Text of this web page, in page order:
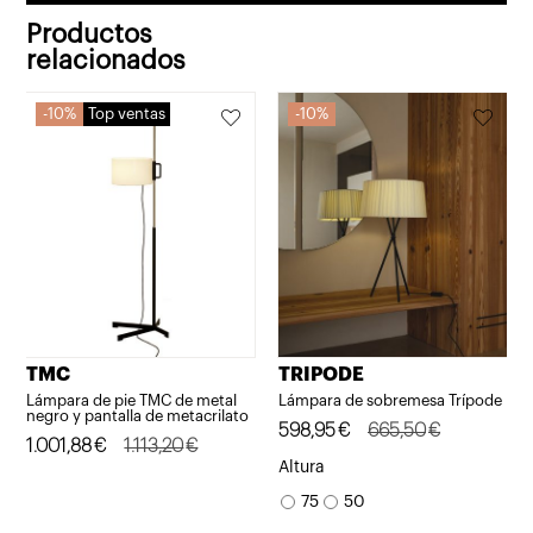
Productos
relacionados
10% Top ventas
TMC
Lámpara de pie TMC de metal
negro y pantalla de metacrilato
1.113,20€
El
1.001,88€
El
10%
TRIPODE
Lámpara de sobremesa Trípode
665,50€
El
precio
original
598,95€
El
precio
actual
Altura
75 50